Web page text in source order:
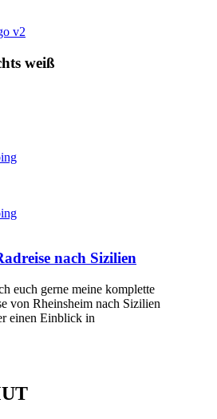
weiß
nach Sizilien
euch gerne meine komplette
von Rheinsheim nach Sizilien
einen Einblick in